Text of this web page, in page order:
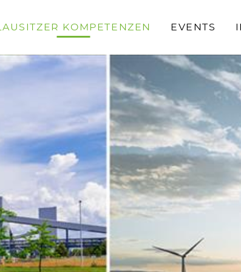
LAUSITZER KOMPETENZEN EVENTS